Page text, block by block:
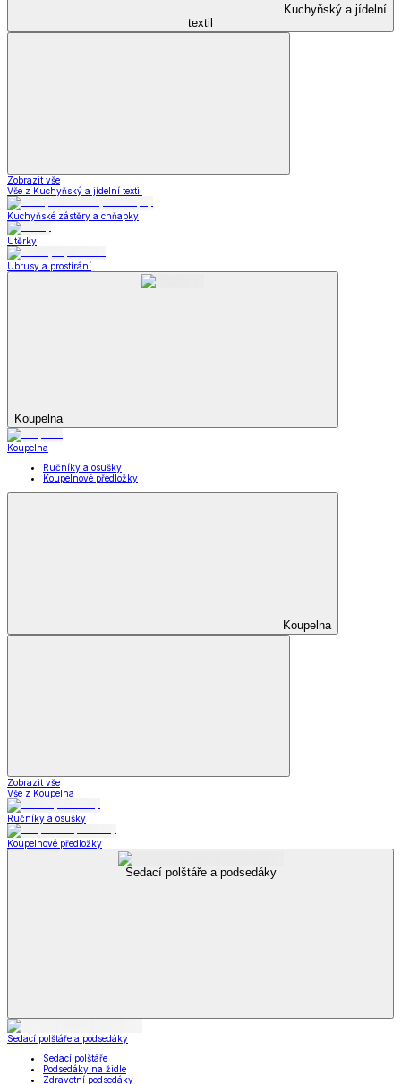
Kuchyňský a jídelní
textil
Zobrazit vše
Vše z Kuchyňský a jídelní textil
Kuchyňské zástěry a chňapky
Utěrky
Ubrusy a prostírání
Koupelna
Koupelna
Ručníky a osušky
Koupelnové předložky
Koupelna
Zobrazit vše
Vše z Koupelna
Ručníky a osušky
Koupelnové předložky
Sedací polštáře a podsedáky
Sedací polštáře a podsedáky
Sedací polštáře
Podsedáky na židle
Zdravotní podsedáky